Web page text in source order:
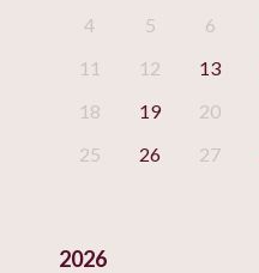
4
5 6
11
12 13
18
19 20
25
26 27
2026